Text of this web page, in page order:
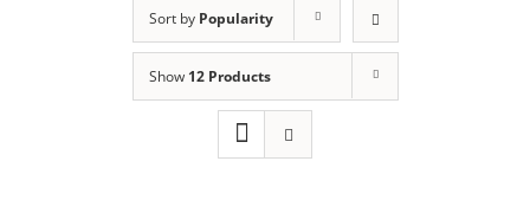
Sort by Popularity
Show 12 Products